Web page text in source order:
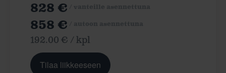
828 €
858 €
192.00 € / kpl
Tilaa liikkeeseen